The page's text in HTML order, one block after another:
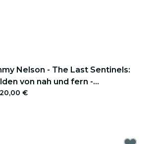
Nelson - The Last Sentinels:
von nah und fern -
20,00 €